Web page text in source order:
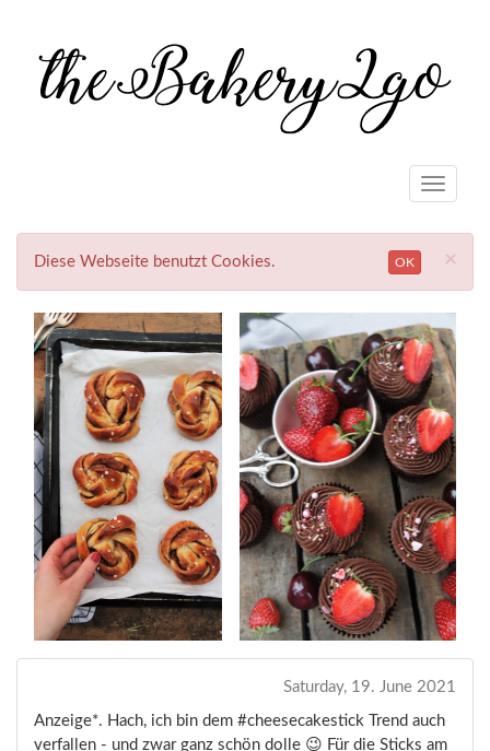
Toggle
×
Diese Webseite benutzt Cookies. OK
Saturday, 19. June 2021
Anzeige*. Hach, ich bin dem #cheesecakestick Trend auch
verfallen - und zwar ganz schön dolle 😉 Für die Sticks am